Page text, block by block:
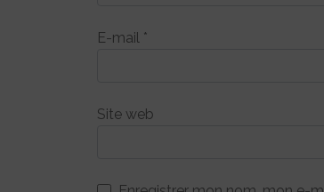
E-mail *
Site web